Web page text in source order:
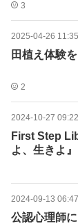
3
2025-04-26
田植え体験
2
2024-10-27
First Step
よ、生きよ』
2024-09-13
公認心理師